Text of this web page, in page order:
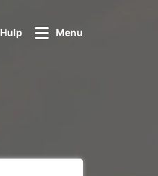
Hulp Menu